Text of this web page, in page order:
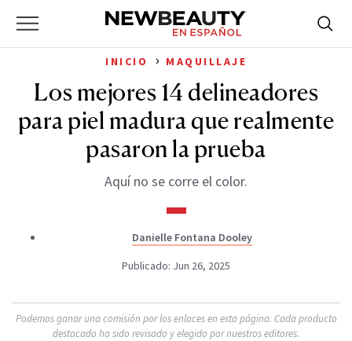
Primary
NewBeauty
for:
INICIO › MAQUILLAJE
Los mejores 14 delineadores
para piel madura que realmente
pasaron la prueba
Aquí no se corre el color.
Danielle Fontana Dooley
Publicado: Jun 26, 2025
Podemos ganar una comisión por los enlaces en esta página. Cada producto
destacado ha sido revisado y elegido por nuestros editores.